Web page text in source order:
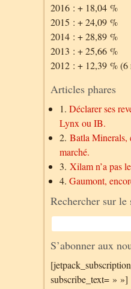
2016 : + 18,04 %
2015 : + 24,09 %
2014 : + 28,89 %
2013 : + 25,66 %
2012 : + 12,39 % (6
Articles phares
1. Déclarer ses
Lynx ou IB.
2. Batla Minerals,
marché.
3. Xilam n’a pas
4. Gaumont,
Rechercher sur le
S’abonner aux
subscribe_text= » »]